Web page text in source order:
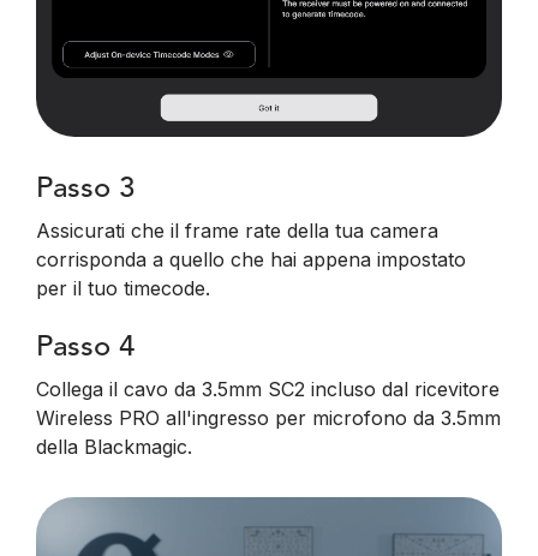
Passo 3
Assicurati che il frame rate della tua camera
corrisponda a quello che hai appena impostato
per il tuo timecode.
Passo 4
Collega il cavo da 3.5mm SC2 incluso dal ricevitore
Wireless PRO all'ingresso per microfono da 3.5mm
della Blackmagic.